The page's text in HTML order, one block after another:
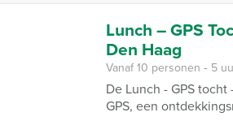
Lunch – GPS
Den Haag
Vanaf 10 personen ‐ 5
De Lunch - GPS
GPS, een